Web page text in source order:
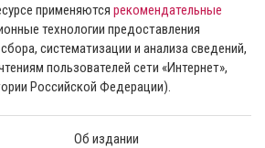
применяются рекомендательные
технологии предоставления
систематизации и анализа сведений,
пользователей сети «Интернет»,
Российской Федерации).
Об издании